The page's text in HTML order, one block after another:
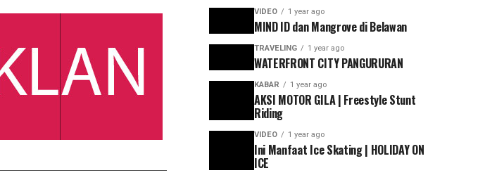
VIDEO 1 year ago
MIND ID dan Mangrove di Belawan
TRAVELING 1 year ago
WATERFRONT CITY PANGURURAN
KABAR 1 year ago
AKSI MOTOR GILA | Freestyle Stunt
Riding
VIDEO 1 year ago
Ini Manfaat Ice Skating | HOLIDAY ON
ICE